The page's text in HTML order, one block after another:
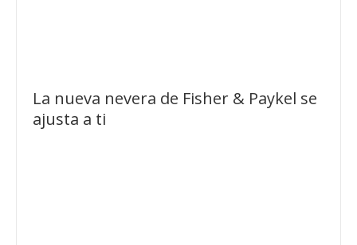
La nueva nevera de Fisher & Paykel se
ajusta a ti